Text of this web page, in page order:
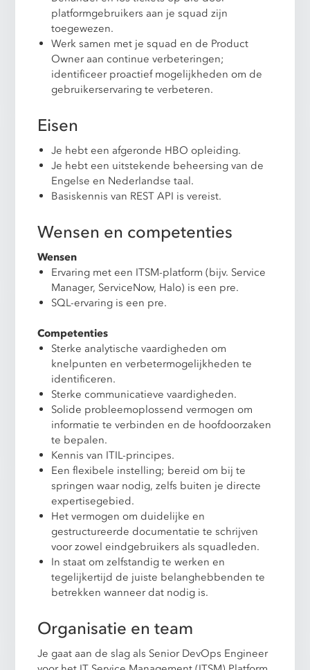
platformgebruikers aan je squad zijn
toegewezen.
Werk samen met je squad en de Product
Owner aan continue verbeteringen;
identificeer proactief mogelijkheden om de
gebruikerservaring te verbeteren.
Eisen
Je hebt een afgeronde HBO opleiding.
Je hebt een uitstekende beheersing van de
Engelse en Nederlandse taal.
Basiskennis van REST API is vereist.
Wensen en competenties
Wensen
Ervaring met een ITSM-platform (bijv. Service
Manager, ServiceNow, Halo) is een pre.
SQL-ervaring is een pre.
Competenties
Sterke analytische vaardigheden om
knelpunten en verbetermogelijkheden te
identificeren.
Sterke communicatieve vaardigheden.
Solide probleemoplossend vermogen om
informatie te verbinden en de hoofdoorzaken
te bepalen.
Kennis van ITIL-principes.
Een flexibele instelling; bereid om bij te
springen waar nodig, zelfs buiten je directe
expertisegebied.
Het vermogen om duidelijke en
gestructureerde documentatie te schrijven
voor zowel eindgebruikers als squadleden.
In staat om zelfstandig te werken en
tegelijkertijd de juiste belanghebbenden te
betrekken wanneer dat nodig is.
Organisatie en team
Je gaat aan de slag als Senior DevOps Engineer